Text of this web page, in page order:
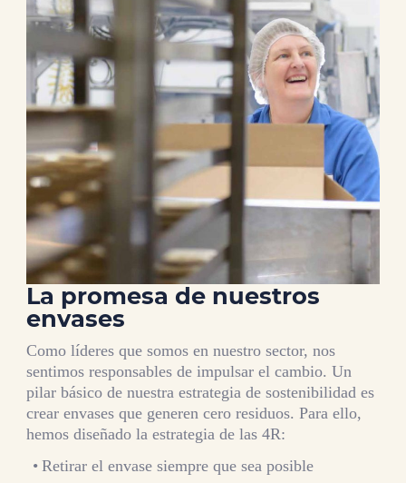
La promesa de nuestros
envases
Como líderes que somos en nuestro sector, nos
sentimos responsables de impulsar el cambio. Un
pilar básico de nuestra estrategia de sostenibilidad es
crear envases que generen cero residuos. Para ello,
hemos diseñado la estrategia de las 4R:
Retirar el envase siempre que sea posible